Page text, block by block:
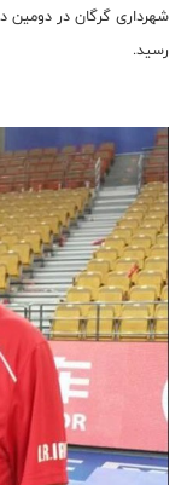
شهرداری گرگان در دومین
رسید.